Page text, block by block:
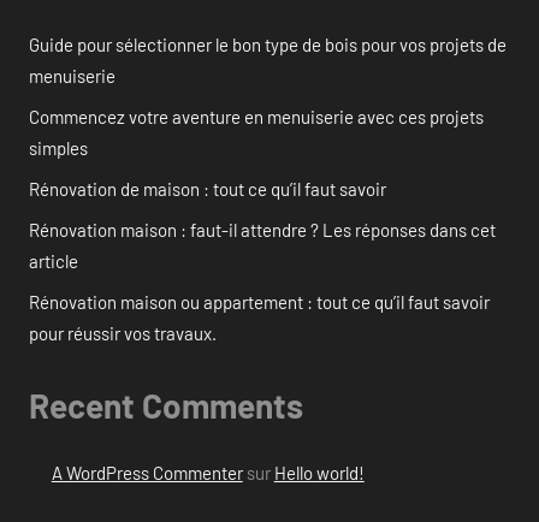
Guide pour sélectionner le bon type de bois pour vos projets de
menuiserie
Commencez votre aventure en menuiserie avec ces projets
simples
Rénovation de maison : tout ce qu’il faut savoir
Rénovation maison : faut-il attendre ? Les réponses dans cet
article
Rénovation maison ou appartement : tout ce qu’il faut savoir
pour réussir vos travaux.
Recent Comments
A WordPress Commentersur Hello world!